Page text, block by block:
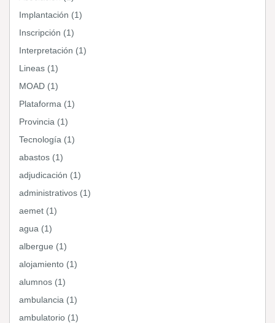
Implantación (1)
Inscripción (1)
Interpretación (1)
Lineas (1)
MOAD (1)
Plataforma (1)
Provincia (1)
Tecnología (1)
abastos (1)
adjudicación (1)
administrativos (1)
aemet (1)
agua (1)
albergue (1)
alojamiento (1)
alumnos (1)
ambulancia (1)
ambulatorio (1)